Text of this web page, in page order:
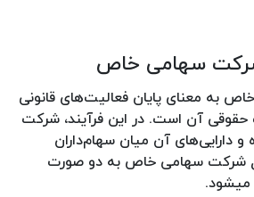
شرکت سهامی خاص
به معنای پایان فعالیت‌های قانونی
آن است. در این فرآیند، شرکت
دارایی‌های آن میان سهام‌داران
شرکت سهامی خاص به دو صورت
میشود.